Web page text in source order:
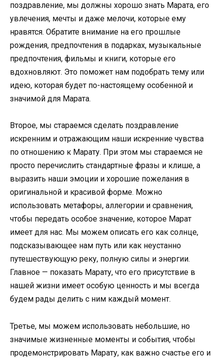
поздравление, мы должны хорошо знать Марата, его
увлечения, мечты и даже мелочи, которые ему
нравятся. Обратите внимание на его прошлые
рождения, предпочтения в подарках, музыкальные
предпочтения, фильмы и книги, которые его
вдохновляют. Это поможет нам подобрать тему или
идею, которая будет по-настоящему особенной и
значимой для Марата.
Второе, мы стараемся сделать поздравление
искренним и отражающим наши искренние чувства
по отношению к Марату. При этом мы стараемся не
просто перечислить стандартные фразы и клише, а
выразить наши эмоции и хорошие пожелания в
оригинальной и красивой форме. Можно
использовать метафоры, аллегории и сравнения,
чтобы передать особое значение, которое Марат
имеет для нас. Мы можем описать его как солнце,
подсказывающее нам путь или как неустанно
путешествующую реку, полную силы и энергии.
Главное — показать Марату, что его присутствие в
нашей жизни имеет особую ценность и мы всегда
будем рады делить с ним каждый момент.
Третье, мы можем использовать небольшие, но
значимые жизненные моменты и события, чтобы
продемонстрировать Марату, как важно счастье его и